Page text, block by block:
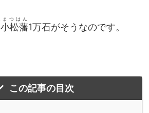
松藩
まつはん
1万石がそうなのです。
この記事の目次